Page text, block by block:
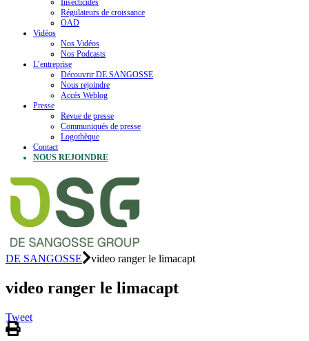
Insecticides
Régulateurs de croissance
OAD
Vidéos
Nos Vidéos
Nos Podcasts
L’entreprise
Découvrir DE SANGOSSE
Nous rejoindre
Accès Weblog
Presse
Revue de presse
Communiqués de presse
Logothèque
Contact
NOUS REJOINDRE
DE SANGOSSE video ranger le limacapt
video ranger le limacapt
Tweet